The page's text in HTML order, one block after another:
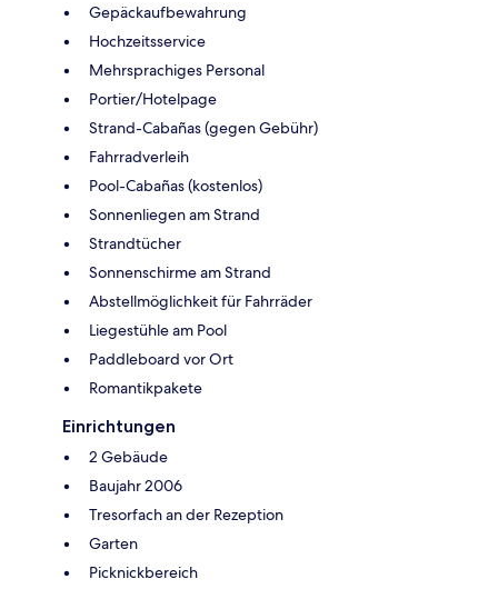
Gepäckaufbewahrung
Hochzeitsservice
Mehrsprachiges Personal
Portier/Hotelpage
Strand-Cabañas (gegen Gebühr)
Fahrradverleih
Pool-Cabañas (kostenlos)
Sonnenliegen am Strand
Strandtücher
Sonnenschirme am Strand
Abstellmöglichkeit für Fahrräder
Liegestühle am Pool
Paddleboard vor Ort
Romantikpakete
Einrichtungen
2 Gebäude
Baujahr 2006
Tresorfach an der Rezeption
Garten
Picknickbereich